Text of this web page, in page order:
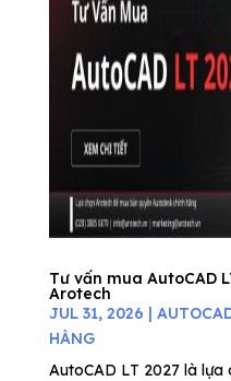
Tư vấn mua AutoCAD
Arotech
JUL 31, 2026 |
HÀNG
AutoCAD LT 2027 là